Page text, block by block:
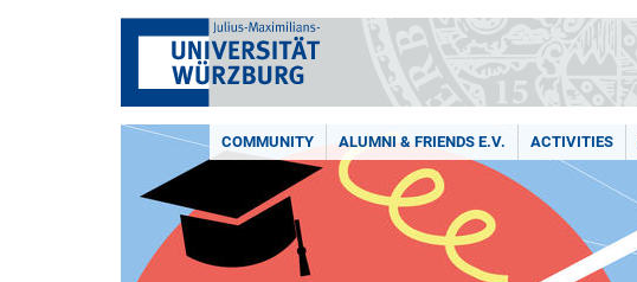
COMMUNITY ALUMNI & FRIENDS E.V. ACTIVITIES